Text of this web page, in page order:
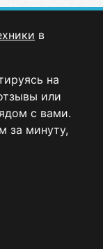
в
на
или
с вами.
за минуту,